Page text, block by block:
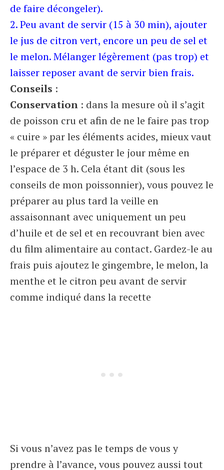
de faire décongeler).
2. Peu avant de servir (15 à 30 min), ajouter
le jus de citron vert, encore un peu de sel et
le melon. Mélanger légèrement (pas trop) et
laisser reposer avant de servir bien frais.
Conseils :
Conservation : dans la mesure où il s’agit
de poisson cru et afin de ne le faire pas trop
« cuire » par les éléments acides, mieux vaut
le préparer et déguster le jour même en
l’espace de 3 h. Cela étant dit (sous les
conseils de mon poissonnier), vous pouvez le
préparer au plus tard la veille en
assaisonnant avec uniquement un peu
d’huile et de sel et en recouvrant bien avec
du film alimentaire au contact. Gardez-le au
frais puis ajoutez le gingembre, le melon, la
menthe et le citron peu avant de servir
comme indiqué dans la recette
Si vous n’avez pas le temps de vous y
prendre à l’avance, vous pouvez aussi tout